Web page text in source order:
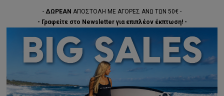
- ΔΩΡΕΑΝ ΑΠΟΣΤΟΛΗ ΜΕ ΑΓΟΡΕΣ ΑΝΩ ΤΩΝ 50€ -
- Γραφείτε στο Newsletter για επιπλέον έκπτωση! -